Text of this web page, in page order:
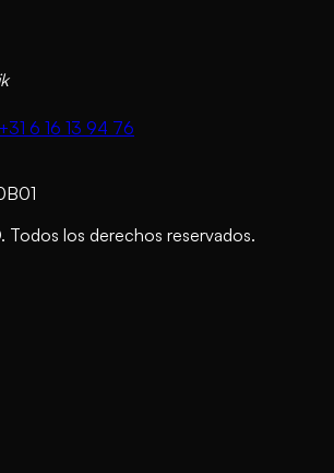
+31 6 16 13 94 76
Todos los derechos reservados.